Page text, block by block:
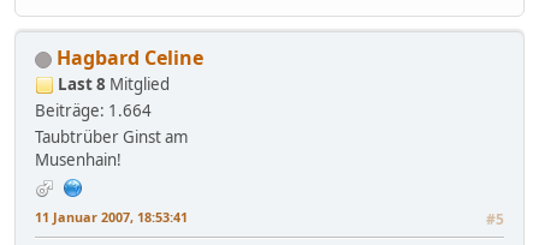
Hagbard Celine
Last 8 Mitglied
Beiträge: 1.664
Taubtrüber Ginst am
Musenhain!
11 Januar 2007, 18:53:41 #5